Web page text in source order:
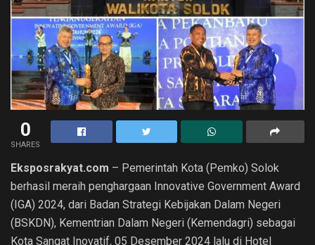
0
SHARES
Eksposrakyat.com – Pemerintah Kota (Pemko) Solok
berhasil meraih penghargaan Innovative Government Award
(IGA) 2024, dari Badan Strategi Kebijakan Dalam Negeri
(BSKDN), Kementrian Dalam Negeri (Kemendagri) sebagai
Kota Sangat Inovatif, 05 Desember 2024 lalu di Hotel